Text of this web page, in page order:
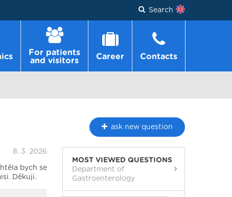
Search
For patients
and visitors
Career Contacts
ask new question
8. 3. 2026
bych se
Děkuji.
MOST VIEWED QUESTIONS
Department of
Gastroenterology